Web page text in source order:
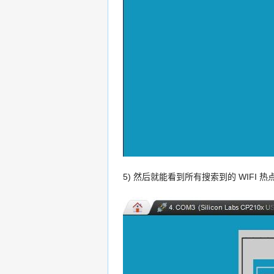
5) 然后就能看到所有搜索到的 WIFI 热